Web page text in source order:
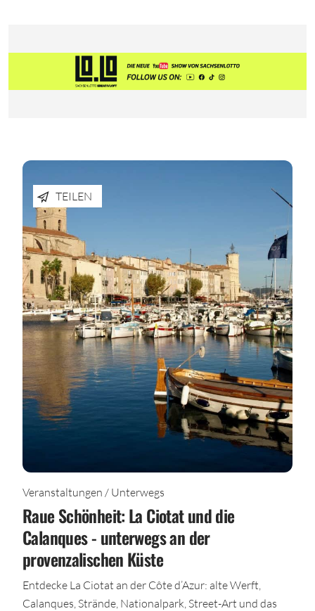
TEILEN
Veranstaltungen / Unterwegs
Raue Schönheit: La Ciotat und die
Calanques - unterwegs an der
provenzalischen Küste
Entdecke La Ciotat an der Côte d’Azur: alte Werft,
Calanques, Strände, Nationalpark, Street-Art und das